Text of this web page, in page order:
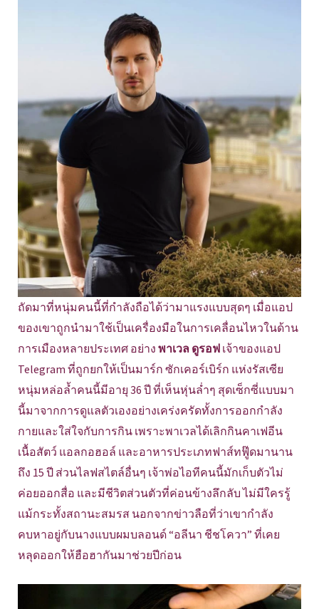
ถัดมาที่หนุ่มคนนี้ที่กำลังถือได้ว่ามาแรงแบบสุดๆ เมื่อแอป
ของเขาถูกนำมาใช้เป็นเครื่องมือในการเคลื่อนไหวในด้าน
การเมืองหลายประเทศ อย่าง พาเวล ดูรอฟ เจ้าของแอป
Telegram ที่ถูกยกให้เป็นมาร์ก ซักเคอร์เบิร์ก แห่งรัสเซีย
หนุ่มหล่อล้ำคนนี้มีอายุ 36 ปี ที่เห็นหุ่นล่ำๆ สุดเซ็กซี่แบบมา
นี้มาจากการดูแลตัวเองอย่างเคร่งครัดทั้งการออกกำลัง
กายและใส่ใจกับการกิน เพราะพาเวลได้เลิกกินคาเฟอีน
เนื้อสัตว์ แอลกอฮอล์ และอาหารประเภทฟาส์ทฟู๊ดมานาน
ถึง 15 ปี ส่วนไลฟสไตล์อื่นๆ เจ้าพ่อไอทีคนนี้มักเก็บตัวไม่
ค่อยออกสื่อ และมีชีวิตส่วนตัวที่ค่อนข้างลึกลับ ไม่มีใครรู้
แม้กระทั้งสถานะสมรส นอกจากข่าวลือที่ว่าเขากำลัง
คบหาอยู่กับนางแบบผมบลอนด์ “อลีนา ชีชโควา” ที่เคย
หลุดออกให้ฮือฮากันมาช่วยปีก่อน